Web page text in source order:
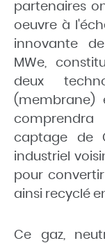
partenaires
oeuvre à
innovante
MWe,
deux
(membrane)
captage de
industriel
pour
ainsi recyclé
Ce gaz,